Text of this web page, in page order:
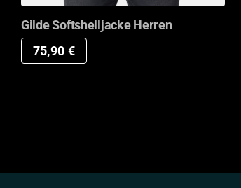
Gilde Softshelljacke Herren
75,90 €